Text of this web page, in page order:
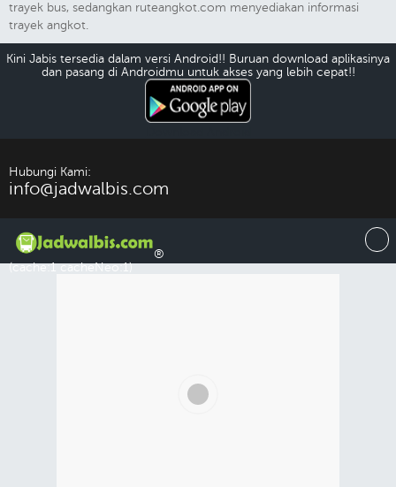
trayek bus, sedangkan ruteangkot.com menyediakan informasi
trayek angkot.
Kini Jabis tersedia dalam versi Android!! Buruan download aplikasinya
dan pasang di Androidmu untuk akses yang lebih cepat!!
Hubungi Kami:
info@jadwalbis.com
®
(cache:1 cacheNeo:1)